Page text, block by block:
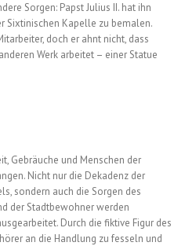
Sorgen: Papst Julius II. hat ihn
Sixtinischen Kapelle zu bemalen.
doch er ahnt nicht, dass
Werk arbeitet – einer Statue
Gebräuche und Menschen der
Nicht nur die Dekadenz der
sondern auch die Sorgen des
der Stadtbewohner werden
Durch die fiktive Figur des
an die Handlung zu fesseln und